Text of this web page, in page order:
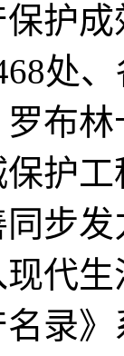
成
处
布
护
步
现代
录